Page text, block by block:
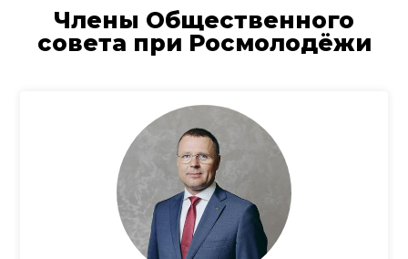
Члены Общественного
совета при Росмолодёжи